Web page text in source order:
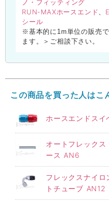
ノ・フィッティング
RUN-MAXホースエンド、
シール
※基本的に1m単位の販売
ます。＞ご相談下さい。
この商品を買った人はこ
ホースエンドス
オートフレック
ース AN6
フレックスナイ
トチューブ AN12